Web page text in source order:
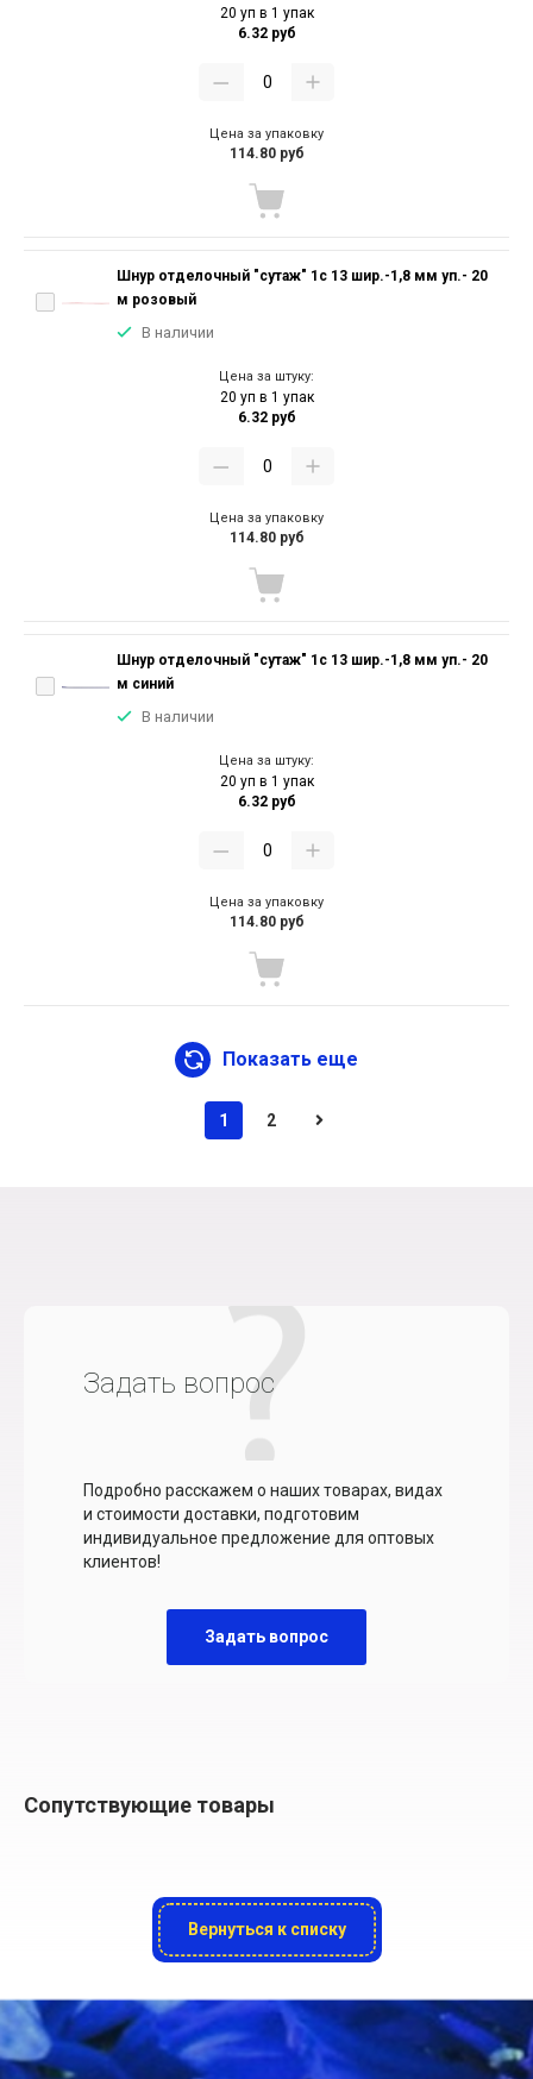
20 уп в 1 упак
6.32 руб
Цена за упаковку
114.80 руб
Шнур отделочный "сутаж" 1с 13 шир.-1,8 мм уп.- 20
м розовый
В наличии
Цена за штуку:
20 уп в 1 упак
6.32 руб
Цена за упаковку
114.80 руб
Шнур отделочный "сутаж" 1с 13 шир.-1,8 мм уп.- 20
м синий
В наличии
Цена за штуку:
20 уп в 1 упак
6.32 руб
Цена за упаковку
114.80 руб
Показать еще
1 2
Задать вопрос
Подробно расскажем о наших товарах, видах
и стоимости доставки, подготовим
индивидуальное предложение для оптовых
клиентов!
Задать вопрос
Сопутствующие товары
Вернуться к списку